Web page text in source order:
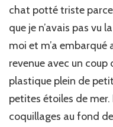
chat potté triste
que je n’avais pas vu
moi et m’a embarqué
revenue avec un coup
plastique plein de
petites étoiles de mer.
coquillages au fond